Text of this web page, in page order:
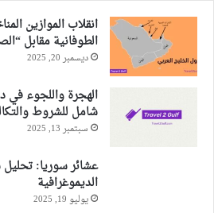
انقلاب الموازين
الطوفانية مقابل
ديسمبر 20, 2025
شامل للشروط
سبتمبر 13, 2025
عشائر سوريا:
الديموغرافية
يوليو 19, 2025